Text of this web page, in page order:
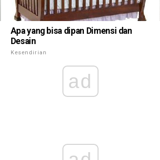
Apa yang bisa dipan Dimensi dan
Desain
Kesendirian
ad